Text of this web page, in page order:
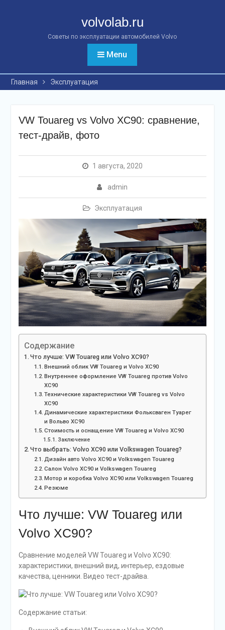
volvolab.ru
Советы по эксплуатации автомобилей Volvo
Menu
Главная Эксплуатация
VW Touareg vs Volvo XC90: сравнение,
тест-драйв, фото
1 августа, 2020
admin
Эксплуатация
Содержание
Что лучше: VW Touareg или Volvo XC90?
Внешний облик VW Touareg и Volvo XC90
Внутреннее оформление VW Touareg против Volvo
XC90
Технические характеристики VW Touareg vs Volvo
XC90
Динамические характеристики Фольксваген Туарег
и Вольво XC90
Стоимость и оснащение VW Touareg и Volvo XC90
Заключение
Что выбрать: Volvo XC90 или Volkswagen Touareg?
Дизайн авто Volvo XC90 и Volkswagen Touareg
Салон Volvo XC90 и Volkswagen Touareg
Мотор и коробка Volvo XC90 или Volkswagen Touareg
Резюме
Что лучше: VW Touareg или
Volvo XC90?
Сравнение моделей VW Touareg и Volvo XC90:
характеристики, внешний вид, интерьер, ездовые
качества, ценники. Видео тест-драйва.
Содержание статьи: